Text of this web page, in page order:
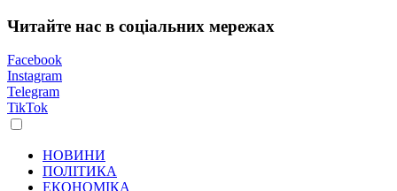
Читайте нас в соціальних мережах
Facebook
Instagram
Telegram
TikTok
НОВИНИ
ПОЛІТИКА
ЕКОНОМІКА